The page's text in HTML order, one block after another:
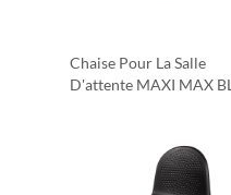
Chaise Pour La Salle
D'attente MAXI MAX BL